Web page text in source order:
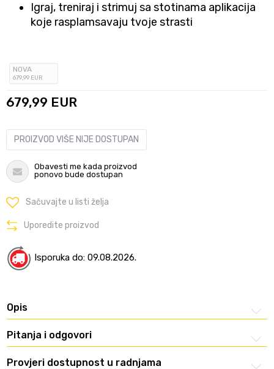
Igraj, treniraj i strimuj sa stotinama aplikacija
koje rasplamsavaju tvoje strasti
NOVA
679,99 EUR
679,99 EUR
PROIZVOD VIŠE NIJE DOSTUPAN
Obavesti me kada proizvod
ponovo bude dostupan
Sačuvajte u listi želja
Uporedite proizvod
Isporuka do: 09.08.2026.
Opis
Pitanja i odgovori
Provjeri dostupnost u radnjama